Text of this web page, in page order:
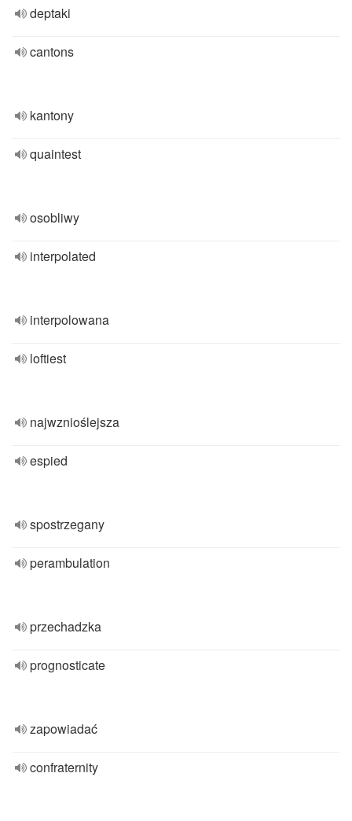
deptaki
cantons
kantony
quaintest
osobliwy
interpolated
interpolowana
loftiest
najwznioślejsza
espied
spostrzegany
perambulation
przechadzka
prognosticate
zapowiadać
confraternity